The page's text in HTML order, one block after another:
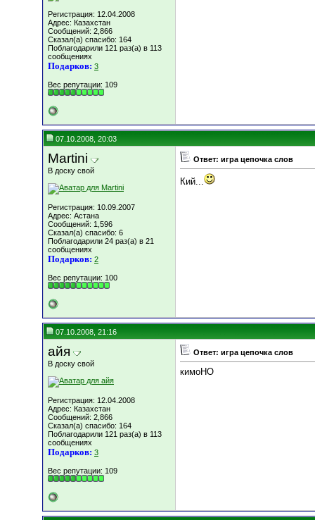
Регистрация: 12.04.2008
Адрес: Казахстан
Сообщений: 2,866
Сказал(а) спасибо: 164
Поблагодарили 121 раз(а) в 113
сообщениях
Подарков: 3
Вес репутации: 109
07.10.2008, 20:03
Martini
В доску свой
Регистрация: 10.09.2007
Адрес: Астана
Сообщений: 1,596
Сказал(а) спасибо: 6
Поблагодарили 24 раз(а) в 21
сообщениях
Подарков: 2
Вес репутации: 100
Ответ: игра цепочка слов
Кий...
07.10.2008, 21:16
айя
В доску свой
Регистрация: 12.04.2008
Адрес: Казахстан
Сообщений: 2,866
Сказал(а) спасибо: 164
Поблагодарили 121 раз(а) в 113
сообщениях
Подарков: 3
Вес репутации: 109
Ответ: игра цепочка слов
кимоНО